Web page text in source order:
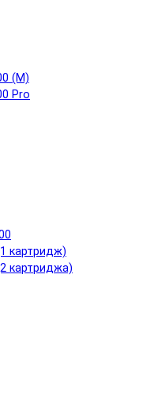
(М)
Pro
картридж)
картриджа)